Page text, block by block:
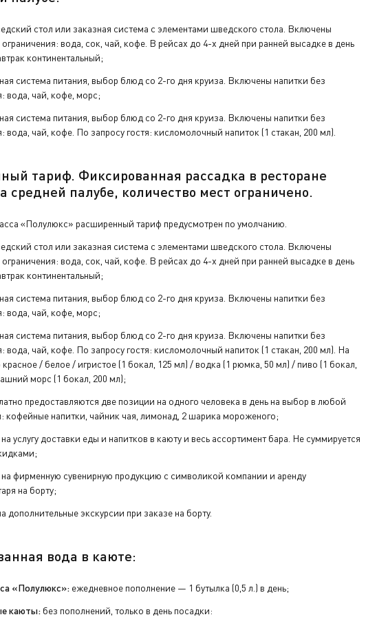
стол или заказная система с элементами шведского стола. Включены
ограничения: вода, сок, чай, кофе. В рейсах до 4-х дней при ранней высадке в день
континентальный;
система питания, выбор блюд со 2-го дня круиза. Включены напитки без
вода, чай, кофе, морс;
система питания, выбор блюд со 2-го дня круиза. Включены напитки без
вода, чай, кофе. По запросу гостя: кисломолочный напиток (1 стакан, 200 мл).
тариф. Фиксированная рассадка в ресторане
средней палубе, количество мест ограничено.
«Полулюкс» расширенный тариф предусмотрен по умолчанию.
стол или заказная система с элементами шведского стола. Включены
ограничения: вода, сок, чай, кофе. В рейсах до 4-х дней при ранней высадке в день
континентальный;
система питания, выбор блюд со 2-го дня круиза. Включены напитки без
вода, чай, кофе, морс;
система питания, выбор блюд со 2-го дня круиза. Включены напитки без
вода, чай, кофе. По запросу гостя: кисломолочный напиток (1 стакан, 200 мл). На
/ белое / игристое (1 бокал, 125 мл) / водка (1 рюмка, 50 мл) / пиво (1 бокал,
морс (1 бокал, 200 мл);
предоставляются две позиции на одного человека в день на выбор в любой
кофейные напитки, чайник чая, лимонад, 2 шарика мороженого;
на услугу доставки еды и напитков в каюту и весь ассортимент бара. Не суммируется
на фирменную сувенирную продукцию с символикой компании и аренду
на борту;
дополнительные экскурсии при заказе на борту.
вода в каюте:
«Полулюкс»: ежедневное пополнение — 1 бутылка (0,5 л.) в день;
каюты: без пополнений, только в день посадки: